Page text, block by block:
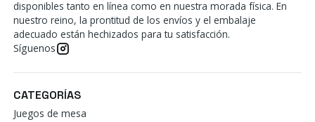
disponibles tanto en línea como en nuestra morada física. En
nuestro reino, la prontitud de los envíos y el embalaje
adecuado están hechizados para tu satisfacción.
Síguenos
CATEGORÍAS
Juegos de mesa